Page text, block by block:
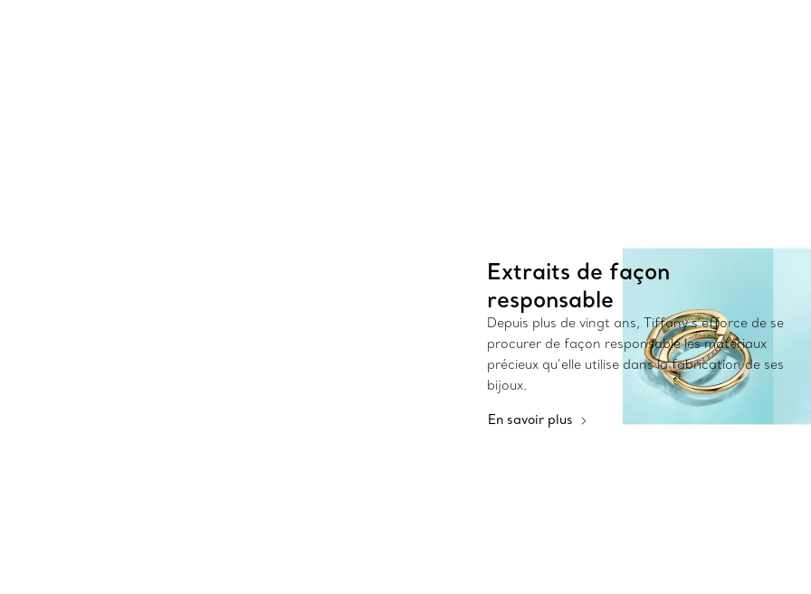
Extraits de façon
responsable
Depuis plus de vingt ans, Tiffany s’efforce de se
procurer de façon responsable les matériaux
précieux qu’elle utilise dans la fabrication de ses
bijoux.
En savoir plus